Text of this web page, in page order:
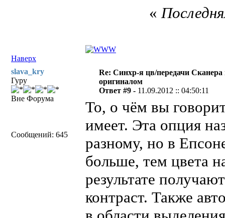
Наверх
«
slava_kry
Гуру
Вне Форума
Сообщений: 645
Re: Синхр-я цв/передачи
оригиналом
Ответ #9 - 11.09.2012 :: 04:50:11
То, о чём вы
имеет. Эта опция
разному, но в
больше, тем цвета
результате
контраст. Также